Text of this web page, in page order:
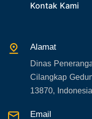
Kontak Kami
Alamat
Dinas
Cilangkap
13870, Indonesia
Email